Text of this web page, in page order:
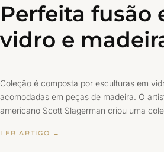
Perfeita fusão
vidro e
Coleção é composta por esculturas em
acomodadas em peças de madeira. O
americano Scott Slagerman criou uma
LER ARTIGO →